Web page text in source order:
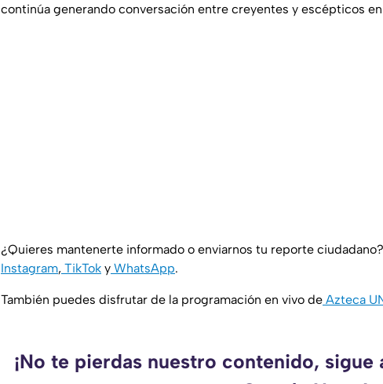
continúa generando conversación entre creyentes y escépticos
¿Quieres mantenerte informado o enviarnos tu reporte
Instagram, TikTok y WhatsApp.
También puedes disfrutar de la programación en vivo de Azteca
¡No te pierdas nuestro contenido, sigue